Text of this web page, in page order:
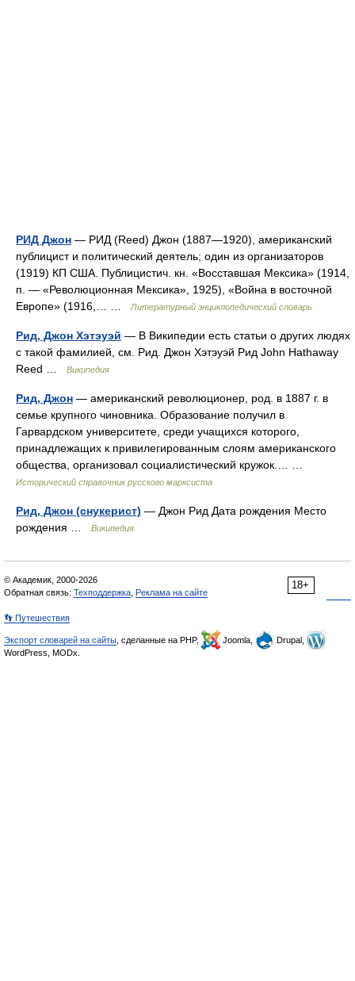
РИД Джон — РИД (Reed) Джон (1887—1920), американский
публицист и политический деятель; один из организаторов
(1919) КП США. Публицистич. кн. «Восставшая Мексика» (1914,
п. — «Революционная Мексика», 1925), «Война в восточной
Европе» (1916,… …
Литературный энциклопедический словарь
Рид, Джон Хэтэуэй — В Википедии есть статьи о других людях
с такой фамилией, см. Рид. Джон Хэтэуэй Рид John Hathaway
Reed …
Википедия
Рид, Джон — американский революционер, род. в 1887 г. в
семье крупного чиновника. Образование получил в
Гарвардском университете, среди учащихся которого,
принадлежащих к привилегированным слоям американского
общества, организовал социалистический кружок.… …
Исторический справочник русского марксиста
Рид, Джон (снукерист) — Джон Рид Дата рождения Место
рождения …
Википедия
18+
© Академик, 2000-2026
Обратная связь: Техподдержка Реклама на сайте
👣 Путешествия
Экспорт словарей на сайты , сделанные на PHP, Joomla,
Drupal,
WordPress, MODx.